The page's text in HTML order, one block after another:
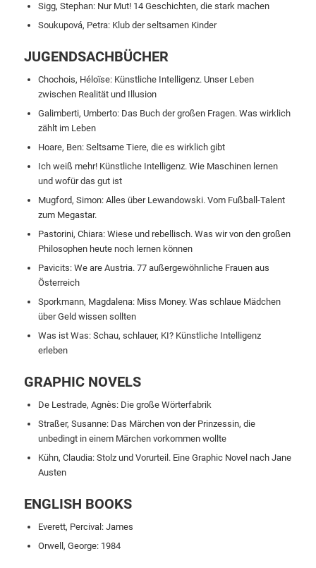
Sigg, Stephan: Nur Mut! 14 Geschichten, die stark machen
Soukupová, Petra: Klub der seltsamen Kinder
JUGENDSACHBÜCHER
Chochois, Héloïse: Künstliche Intelligenz. Unser Leben
zwischen Realität und Illusion
Galimberti, Umberto: Das Buch der großen Fragen. Was wirklich
zählt im Leben
Hoare, Ben: Seltsame Tiere, die es wirklich gibt
Ich weiß mehr! Künstliche Intelligenz. Wie Maschinen lernen
und wofür das gut ist
Mugford, Simon: Alles über Lewandowski. Vom Fußball-Talent
zum Megastar.
Pastorini, Chiara: Wiese und rebellisch. Was wir von den großen
Philosophen heute noch lernen können
Pavicits: We are Austria. 77 außergewöhnliche Frauen aus
Österreich
Sporkmann, Magdalena: Miss Money. Was schlaue Mädchen
über Geld wissen sollten
Was ist Was: Schau, schlauer, KI? Künstliche Intelligenz
erleben
GRAPHIC NOVELS
De Lestrade, Agnès: Die große Wörterfabrik
Straßer, Susanne: Das Märchen von der Prinzessin, die
unbedingt in einem Märchen vorkommen wollte
Kühn, Claudia: Stolz und Vorurteil. Eine Graphic Novel nach Jane
Austen
ENGLISH BOOKS
Everett, Percival: James
Orwell, George: 1984